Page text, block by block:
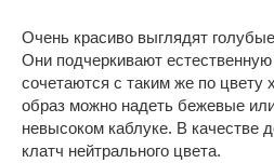
Очень красиво выглядят
Они подчеркивают
сочетаются с таким же по цвету
образ можно надеть бежевые
невысоком каблуке. В качестве
клатч нейтрального цвета.